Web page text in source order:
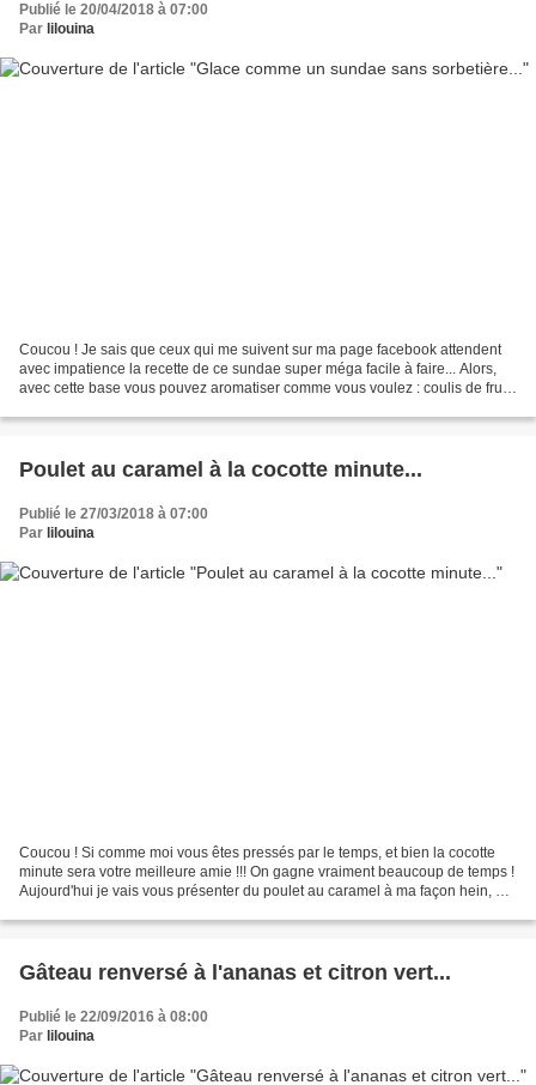
Publié le 20/04/2018 à 07:00
Par lilouina
Coucou ! Je sais que ceux qui me suivent sur ma page facebook attendent
avec impatience la recette de ce sundae super méga facile à faire... Alors,
avec cette base vous pouvez aromatiser comme vous voulez : coulis de fruit,
Poulet au caramel à la cocotte minute...
Publié le 27/03/2018 à 07:00
Par lilouina
Coucou ! Si comme moi vous êtes pressés par le temps, et bien la cocotte
minute sera votre meilleure amie !!! On gagne vraiment beaucoup de temps !
Aujourd'hui je vais vous présenter du poulet au caramel à ma façon hein, par
Gâteau renversé à l'ananas et citron vert...
Publié le 22/09/2016 à 08:00
Par lilouina